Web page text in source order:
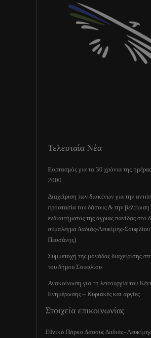
Τελευταία Νέα
Εορτασμός για τα 30 χρόνια της
2000
Διαχείριση των διακένων για την
προστασία του δάσους & την βελτίωση
ενδιαιτήματος της άγριας πανίδας στο
σύμπλεγμα Δαδιάς-Λευκίμης-Σουφλίου
Πεσσάνης)
Συμμετοχή της μονάδας διαχείρισης
του δήμου Σουφλίου
Ανακοίνωση για τη λειτουργία του
Ενημέρωσης – Κυριακές και αργίες
Στοιχεία επικοινωνίας
Εθνικό Πάρκο Δάσους